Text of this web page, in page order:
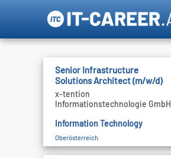
Senior Infrastructure
Solutions Architect (m/w/d)
x-tention
Informationstechnologie GmbH
Information Technology
Oberösterreich